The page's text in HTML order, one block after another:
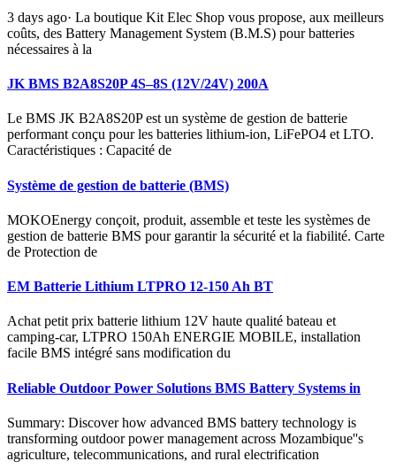
3 days ago· La boutique Kit Elec Shop vous propose, aux meilleurs
coûts, des Battery Management System (B.M.S) pour batteries
nécessaires à la
JK BMS B2A8S20P 4S–8S (12V/24V) 200A
Le BMS JK B2A8S20P est un système de gestion de batterie
performant conçu pour les batteries lithium-ion, LiFePO4 et LTO.
Caractéristiques : Capacité de
Système de gestion de batterie (BMS)
MOKOEnergy conçoit, produit, assemble et teste les systèmes de
gestion de batterie BMS pour garantir la sécurité et la fiabilité. Carte
de Protection de
EM Batterie Lithium LTPRO 12-150 Ah BT
Achat petit prix batterie lithium 12V haute qualité bateau et
camping-car, LTPRO 150Ah ENERGIE MOBILE, installation
facile BMS intégré sans modification du
Reliable Outdoor Power Solutions BMS Battery Systems in
Summary: Discover how advanced BMS battery technology is
transforming outdoor power management across Mozambique''s
agriculture, telecommunications, and rural electrification